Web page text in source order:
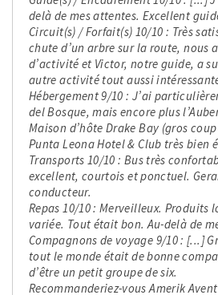
delà de mes attentes. Excellent
Circuit(s) / Forfait(s) 10/10 : Très
chute d’un arbre sur la route, nous
d’activité et Victor, notre guide, a
autre activité tout aussi
Hébergement 9/10 : J’ai
del Bosque, mais encore plus
Maison d’hôte Drake Bay (gros
Punta Leona Hotel & Club très bien
Transports 10/10 : Bus très
excellent, courtois et ponctuel.
conducteur.
Repas 10/10 : Merveilleux. Produits
variée. Tout était bon. Au-delà de
Compagnons de voyage 9/10 : [...]
tout le monde était de bonne
d’être un petit groupe de six.
Recommanderiez-vous Amerik